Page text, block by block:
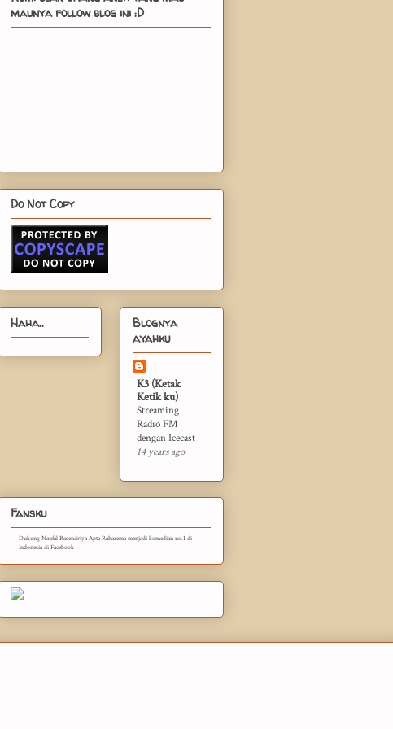
maunya follow blog ini :D
Do Not Copy
Haha..
Blognya
ayahku
K3 (Ketak
Ketik ku)
Streaming
Radio FM
dengan Icecast
14 years ago
Fansku
Dukung Naufal Rasendriya Apta Raharema menjadi komedian no.1 di
Indonesia di Facebook